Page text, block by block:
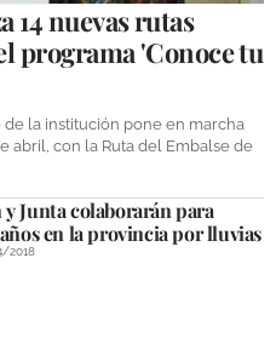
14 nuevas rutas
programa 'Conoce tu
la institución pone en marcha
abril, con la Ruta del Embalse de
Junta colaborarán para
en la provincia por lluvias
2018